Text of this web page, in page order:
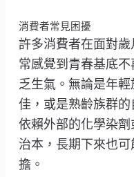
消費者常見困擾
許多消費者在面對
常感覺到青春基底
乏生氣。無論是年
佳，或是熟齡族群
依賴外部的化學染
治本，長期下來也
擔。